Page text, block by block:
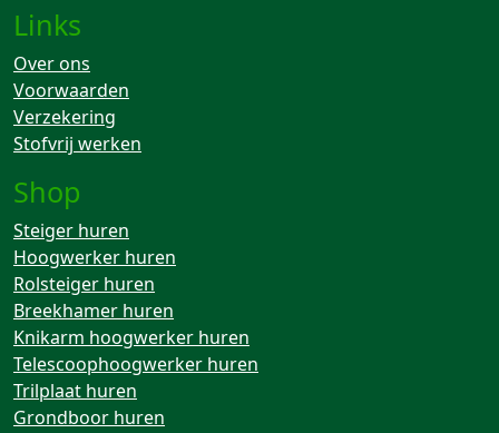
Links
Over ons
Voorwaarden
Verzekering
Stofvrij werken
Shop
Steiger huren
Hoogwerker huren
Rolsteiger huren
Breekhamer huren
Knikarm hoogwerker huren
Telescoophoogwerker huren
Trilplaat huren
Grondboor huren